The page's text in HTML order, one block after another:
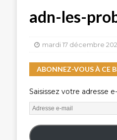
adn-les-
mardi 17 décembre
ABONNEZ-VOUS À CE
Saisissez votre adresse